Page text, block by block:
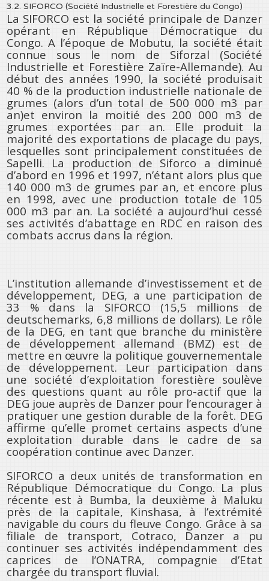
3.2. SIFORCO (Société Industrielle et Forestière du Congo)
La SIFORCO est la société principale de Danzer
opérant en République Démocratique du
Congo. A l’époque de Mobutu, la société était
connue sous le nom de Siforzal (Société
Industrielle et Forestière Zaïre-Allemande). Au
début des années 1990, la société produisait
40 % de la production industrielle nationale de
grumes (alors d’un total de 500 000 m3 par
an)et environ la moitié des 200 000 m3 de
grumes exportées par an. Elle produit la
majorité des exportations de placage du pays,
lesquelles sont principalement constituées de
Sapelli. La production de Siforco a diminué
d’abord en 1996 et 1997, n’étant alors plus que
140 000 m3 de grumes par an, et encore plus
en 1998, avec une production totale de 105
000 m3 par an. La société a aujourd’hui cessé
ses activités d’abattage en RDC en raison des
combats accrus dans la région.
L’institution allemande d’investissement et de
développement, DEG, a une participation de
33 % dans la SIFORCO (15,5 millions de
deutschemarks, 6,8 millions de dollars). Le rôle
de la DEG, en tant que branche du ministère
de développement allemand (BMZ) est de
mettre en œuvre la politique gouvernementale
de développement. Leur participation dans
une société d’exploitation forestière soulève
des questions quant au rôle pro-actif que la
DEG joue auprès de Danzer pour l’encourager à
pratiquer une gestion durable de la forêt. DEG
affirme qu’elle promet certains aspects d’une
exploitation durable dans le cadre de sa
coopération continue avec Danzer.
SIFORCO a deux unités de transformation en
République Démocratique du Congo. La plus
récente est à Bumba, la deuxième à Maluku
près de la capitale, Kinshasa, à l’extrémité
navigable du cours du fleuve Congo. Grâce à sa
filiale de transport, Cotraco, Danzer a pu
continuer ses activités indépendamment des
caprices de l’ONATRA, compagnie d’Etat
chargée du transport fluvial.